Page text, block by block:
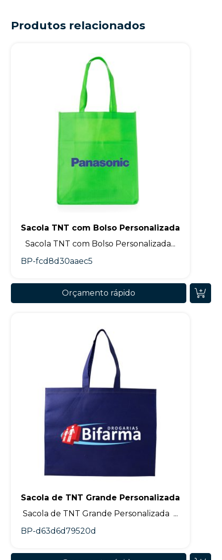
Produtos relacionados
Sacola TNT com Bolso Personalizada
Sacola TNT com Bolso Personalizada...
BP-fcd8d30aaec5
Orçamento rápido
Sacola de TNT Grande Personalizada
Sacola de TNT Grande Personalizada ...
BP-d63d6d79520d